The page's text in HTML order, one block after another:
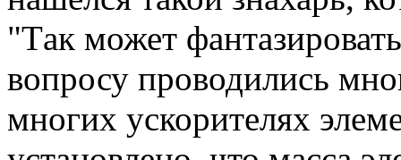
"Tак может
вопросу проводились
многих ускорителях